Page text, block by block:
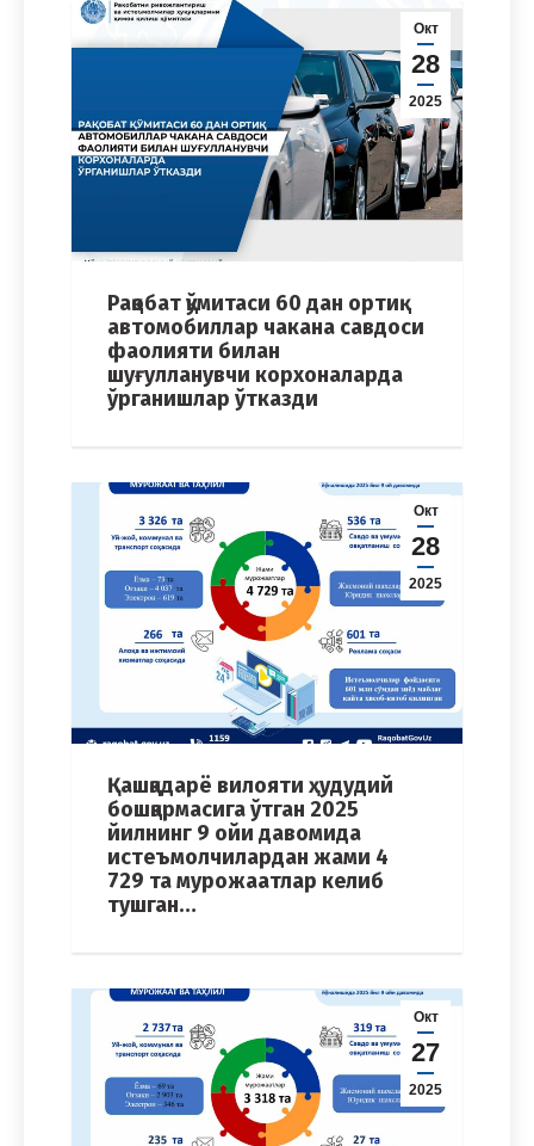
Окт
28
2025
Рақобат қўмитаси 60 дан ортиқ
автомобиллар чакана савдоси
фаолияти билан
шуғулланувчи корхоналарда
ўрганишлар ўтказди
Окт
28
2025
Қашқадарё вилояти ҳудудий
бошқармасига ўтган 2025
йилнинг 9 ойи давомида
истеъмолчилардан жами 4
729 та мурожаатлар келиб
тушган…
Окт
27
2025